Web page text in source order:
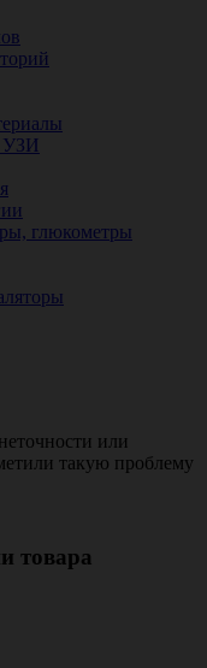
УЗИ
глюкометры
или
такую проблему
товара